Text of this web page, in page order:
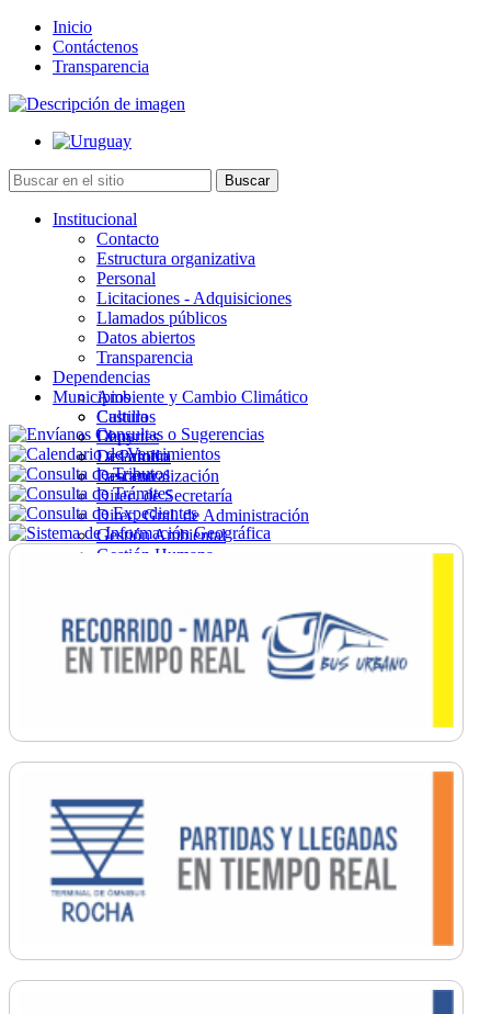
Inicio
Contáctenos
Transparencia
Institucional
Contacto
Estructura organizativa
Personal
Licitaciones - Adquisiciones
Llamados públicos
Datos abiertos
Transparencia
Dependencias
Ambiente y Cambio Climático
Cultura
Deportes
Desarrollo
Descentralización
Direc. de Secretaría
Direc. Gral. de Administración
Gestión Ambiental
Gestión Humana
Ordenamiento
Promoción Social
Salud
Secretaría General
Municipios
Castillos
Chuy
La Paloma
Lascano